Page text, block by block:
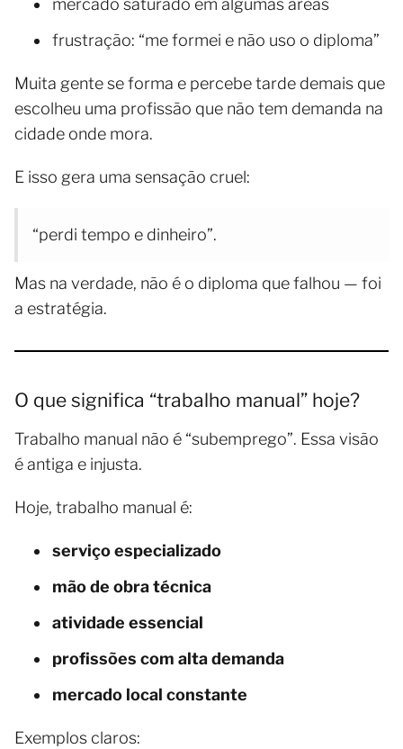
mercado saturado em algumas áreas
frustração: “me formei e não uso o diploma”
Muita gente se forma e percebe tarde demais que
escolheu uma profissão que não tem demanda na
cidade onde mora.
E isso gera uma sensação cruel:
“perdi tempo e dinheiro”.
Mas na verdade, não é o diploma que falhou — foi
a estratégia.
O que significa “trabalho manual” hoje?
Trabalho manual não é “subemprego”. Essa visão
é antiga e injusta.
Hoje, trabalho manual é:
serviço especializado
mão de obra técnica
atividade essencial
profissões com alta demanda
mercado local constante
Exemplos claros: